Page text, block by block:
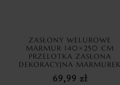
ZASŁONY WELUROWE
MARMUR 140×250 CM
PRZELOTKA ZASŁONA
DEKORACYJNA MARMUREK
69,99 zł